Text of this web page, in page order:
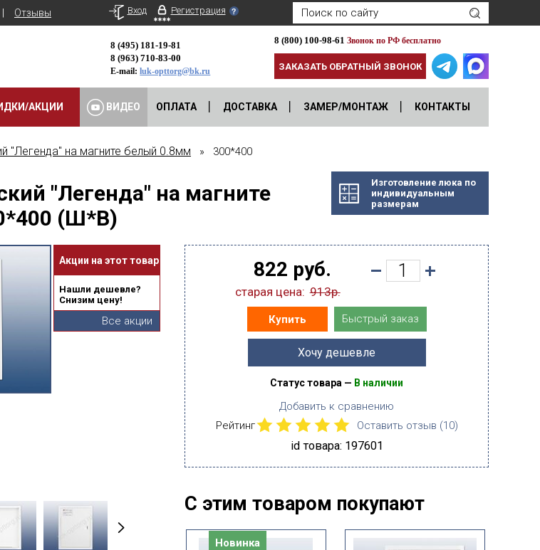
Отзывы Вход Регистрация
8 (495) 181-19-81
8 (963) 710-83-00
E-mail:luk-opttorg@bk.ru
8 (800) 100-98-61 Звонок по РФ бесплатно
ЗАКАЗАТЬ ОБРАТНЫЙ ЗВОНОК
АКЦИИ ВИДЕО ОПЛАТА ДОСТАВКА ЗАМЕР/МОНТАЖ КОНТАКТЫ
"Легенда" на магните белый 0.8мм » 300*400
Изготовление люка по
индивидуальным
размерам
"Легенда" на магните
(Ш*В)
Акции на этот товар
Нашли дешевле?
Снизим цену!
Все акции
822 руб.
старая цена: 913р.
Купить Быстрый заказ
Хочу дешевле
Статус товара — В наличии
Добавить к сравнению
Рейтинг
Оставить отзыв (10)
id товара: 197601
С этим товаром покупают
Новинка Новинка